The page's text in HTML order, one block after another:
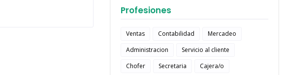
Profesiones
Ventas Contabilidad
Mercadeo
Administracion
Servicio al cliente
Chofer
Secretaria
Cajera/o